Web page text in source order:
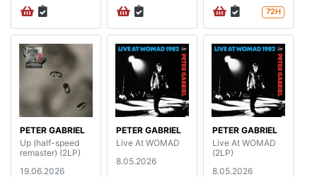
72H
PETER GABRIEL
Up (half-speed
remaster) (2LP)
19.06.2026
PETER GABRIEL
Live At WOMAD
8.05.2026
PETER GABRIEL
Live At WOMAD
(2LP)
8.05.2026